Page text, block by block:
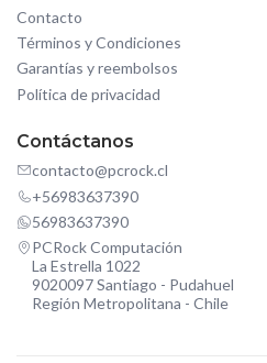
Contacto
Términos y Condiciones
Garantías y reembolsos
Política de privacidad
Contáctanos
contacto@pcrock.cl
+56983637390
56983637390
PCRock Computación
La Estrella 1022
9020097 Santiago - Pudahuel
Región Metropolitana - Chile